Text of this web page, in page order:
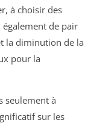
à choisir des
également de pair
la diminution de la
pour la
seulement à
sur les